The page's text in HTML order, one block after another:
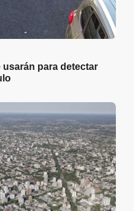
usarán para detectar